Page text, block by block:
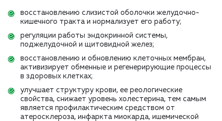
восстановлению слизистой оболочки желудочно-
кишечного тракта и нормализует его работу;
регуляции работы эндокринной системы,
поджелудочной и щитовидной желез;
восстановлению и обновлению клеточных мембран,
активизирует обменные и регенерирующие процессы
в здоровых клетках;
улучшает структуру крови, ее реологические
свойства, снижает уровень холестерина, тем самым
является профилактическим средством от
атеросклероза, инфаркта миокарда, ишемической